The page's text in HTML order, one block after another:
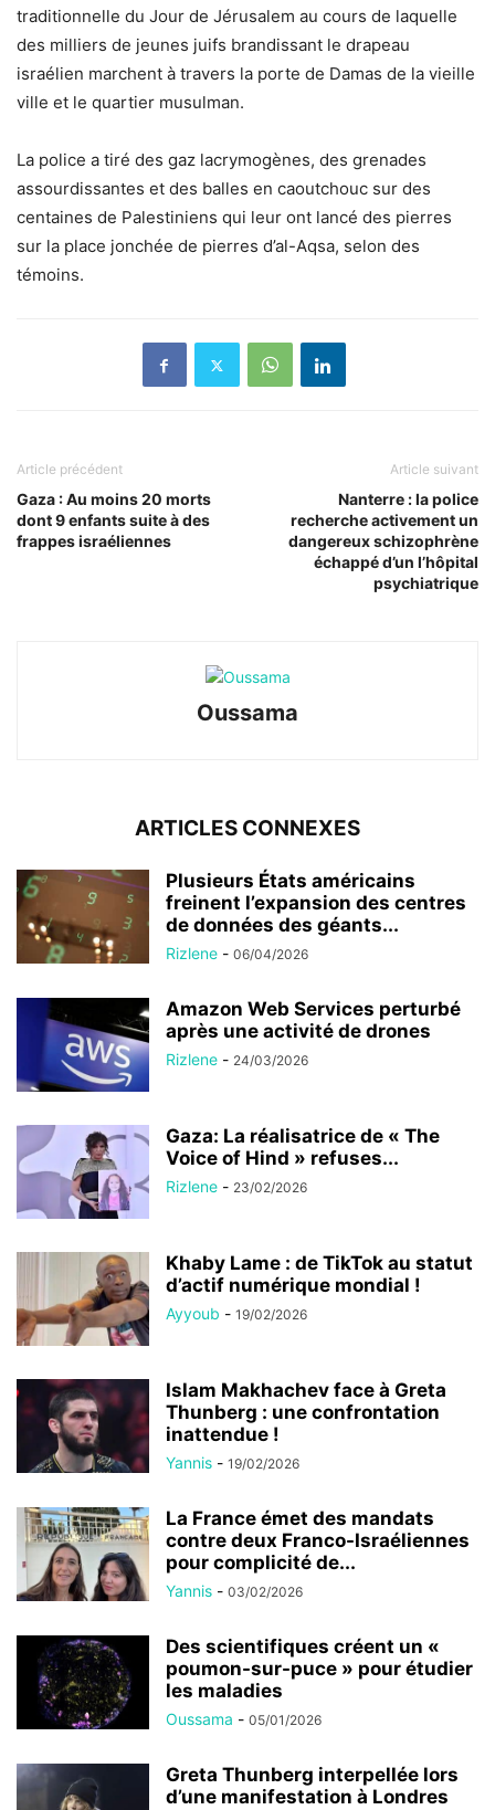
traditionnelle du Jour de Jérusalem au cours de laquelle
des milliers de jeunes juifs brandissant le drapeau
israélien marchent à travers la porte de Damas de la vieille
ville et le quartier musulman.
La police a tiré des gaz lacrymogènes, des grenades
assourdissantes et des balles en caoutchouc sur des
centaines de Palestiniens qui leur ont lancé des pierres
sur la place jonchée de pierres d’al-Aqsa, selon des
témoins.
Article précédent
Gaza : Au moins 20 morts
dont 9 enfants suite à des
frappes israéliennes
Article suivant
Nanterre : la police
recherche activement un
dangereux schizophrène
échappé d’un l’hôpital
psychiatrique
Oussama
ARTICLES CONNEXES
Plusieurs États américains
freinent l’expansion des centres
de données des géants...
Rizlene - 06/04/2026
Amazon Web Services perturbé
après une activité de drones
Rizlene - 24/03/2026
Gaza: La réalisatrice de « The
Voice of Hind » refuses...
Rizlene - 23/02/2026
Khaby Lame : de TikTok au statut
d’actif numérique mondial !
Ayyoub - 19/02/2026
Islam Makhachev face à Greta
Thunberg : une confrontation
inattendue !
Yannis - 19/02/2026
La France émet des mandats
contre deux Franco-Israéliennes
pour complicité de...
Yannis - 03/02/2026
Des scientifiques créent un «
poumon-sur-puce » pour étudier
les maladies
Oussama - 05/01/2026
Greta Thunberg interpellée lors
d’une manifestation à Londres